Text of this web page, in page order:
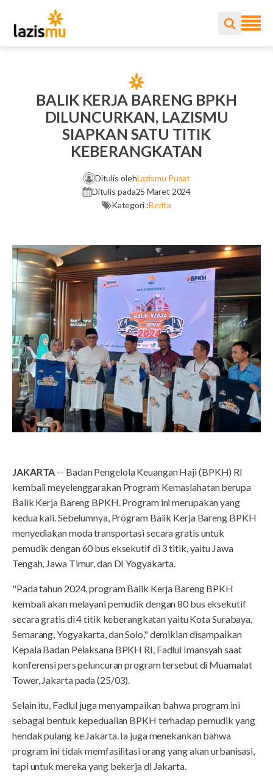
BALIK KERJA BARENG BPKH
DILUNCURKAN, LAZISMU
SIAPKAN SATU TITIK
KEBERANGKATAN
Ditulis olehLazismu Pusat
Ditulis pada25 Maret 2024
Kategori :Berita
JAKARTA -- Badan Pengelola Keuangan Haji (BPKH) RI
kembali meyelenggarakan Program Kemaslahatan berupa
Balik Kerja Bareng BPKH. Program ini merupakan yang
kedua kali. Sebelumnya, Program Balik Kerja Bareng BPKH
menyediakan moda transportasi secara gratis untuk
pemudik dengan 60 bus eksekutif di 3 titik, yaitu Jawa
Tengah, Jawa Timur, dan DI Yogyakarta.
"Pada tahun 2024, program Balik Kerja Bareng BPKH
kembali akan melayani pemudik dengan 80 bus eksekutif
secara gratis di 4 titik keberangkatan yaitu Kota Surabaya,
Semarang, Yogyakarta, dan Solo," demikian disampaikan
Kepala Badan Pelaksana BPKH RI, Fadlul Imansyah saat
konferensi pers peluncuran program tersebut di Muamalat
Tower, Jakarta pada (25/03).
Selain itu, Fadlul juga menyampaikan bahwa program ini
sebagai bentuk kepedualian BPKH terhadap pemudik yang
hendak pulang ke Jakarta. Ia juga menekankan bahwa
program ini tidak memfasilitasi orang yang akan urbanisasi,
tapi untuk mereka yang bekerja di Jakarta.